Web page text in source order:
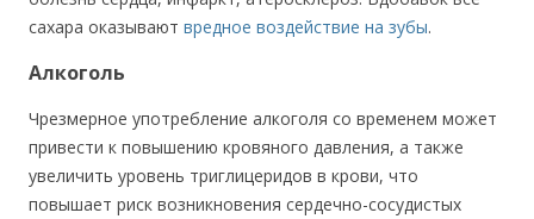
сахара оказывают вредное воздействие на зубы.
Алкоголь
Чрезмерное употребление алкоголя со временем может
привести к повышению кровяного давления, а также
увеличить уровень триглицеридов в крови, что
повышает риск возникновения сердечно-сосудистых